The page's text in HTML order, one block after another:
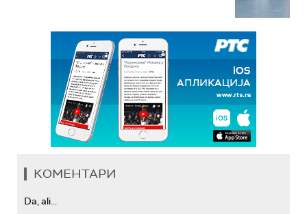
КОМЕНТАРИ
Da, ali...